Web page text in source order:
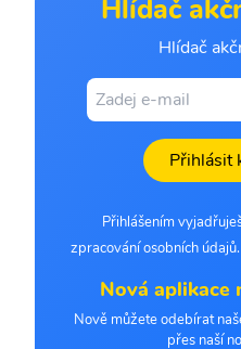
Hlídač
Hlídač
Přihlásit
Přihlášením
zpracování osobních
Nová aplikace
Nově můžete odebírat
přes naší